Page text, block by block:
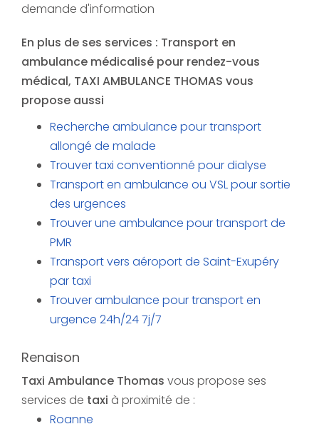
demande d'information
En plus de ses services : Transport en
ambulance médicalisé pour rendez-vous
médical, TAXI AMBULANCE THOMAS vous
propose aussi
Recherche ambulance pour transport
allongé de malade
Trouver taxi conventionné pour dialyse
Transport en ambulance ou VSL pour sortie
des urgences
Trouver une ambulance pour transport de
PMR
Transport vers aéroport de Saint-Exupéry
par taxi
Trouver ambulance pour transport en
urgence 24h/24 7j/7
Renaison
Taxi Ambulance Thomas vous propose ses
services de taxi à proximité de :
Roanne